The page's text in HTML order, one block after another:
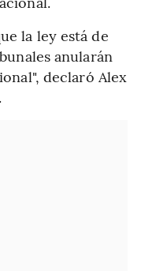
la ley está de
anularán
declaró Alex